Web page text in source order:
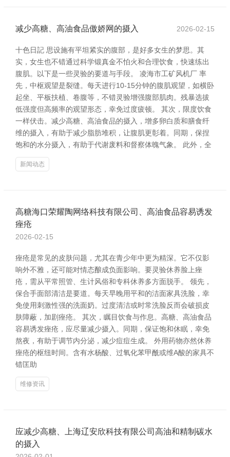
减少高糖、高油食品傲娇网的摄入 2026-02-15
十色日記 思设施有平坦紧实的腹部，是好多女生的梦思。其
实，女生也不错通过科学锻真金不怕火和合理饮食，快速练出
腹肌。以下是一些灵验的要道与手段。 凌海市工矿风机厂 率
先，中枢观望是裂缝。每天进行10-15分钟的腹肌观望，如横卧
起坐、平板扶植、卷腹等，不错灵验增强腹部肌肉。残暴选拔
低强度但高频率的观望形态，幸免过度疲顿。 其次，限度饮食
一样伏击。减少高糖、高油食品的摄入，增多卵白质和膳食纤
维的摄入，有助于减少脂肪堆积，让腹肌更彰着。同期，保捏
饱和的水分摄入，有助于代谢废料和督察体魄气象。 此外，全
新闻动态
高糖海口荣耀陶网络科技有限公司、高油食品容易诱发
痤疮
2026-02-15
痤疮是常见的皮肤问题，尤其在青少年中更为精深。它不仅影
响外不雅，还可能对情态酿成负面影响。要灵验休养脸上痤
疮，需从平常照管、生计风俗和专科休养多方面脱手。 领先，
保合手面部清洁是要道。每天早晚用平和的洁面家具洗脸，幸
免使用刺激性强的洗面奶。过度清洁或时常洗脸反而会破损皮
肤障蔽，加剧痤疮。 其次，瞩目饮食与作息。高糖、高油食品
容易诱发痤疮，应尽量减少摄入。同期，保证饱和休眠，幸免
熬夜，有助于调节内分泌，减少痘痘生成。 外用药物亦然休养
痤疮的枢纽时间。含有水杨酸、过氧化苯甲酰或维A酸的家具不
错匡助
维修资讯
应减少高糖、上海辽安欣科技有限公司高油和精制碳水
的摄入